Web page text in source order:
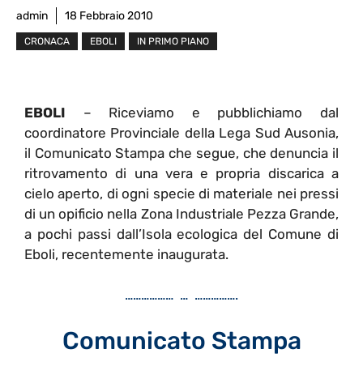
admin 18 Febbraio 2010
CRONACA EBOLI IN PRIMO PIANO
EBOLI – Riceviamo e pubblichiamo dal
coordinatore Provinciale della Lega Sud Ausonia,
il Comunicato Stampa che segue, che denuncia il
ritrovamento di una vera e propria discarica a
cielo aperto, di ogni specie di materiale nei pressi
di un opificio nella Zona Industriale Pezza Grande,
a pochi passi dall’Isola ecologica del Comune di
Eboli, recentemente inaugurata.
……………… … …………….
Comunicato Stampa